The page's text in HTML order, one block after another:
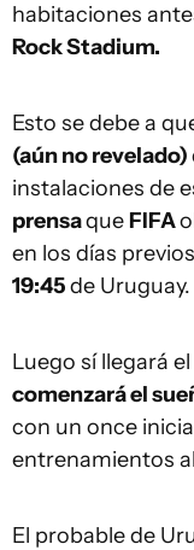
habitaciones
Rock Stadium.
Esto se debe a
(aún no revelado)
instalaciones de
prensaque FIFA
en los días
19:45de Uruguay.
Luego sí llegará
comenzará el
con un once
entrenamientos
El probable de